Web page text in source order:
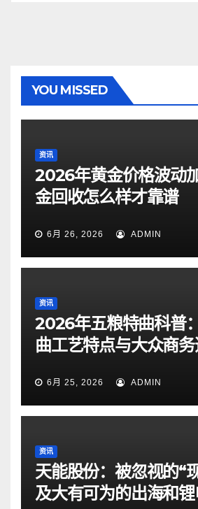
YOU MISSED
资讯
2026年黄金价格波动
金回收怎么样才靠谱
6月 26, 2026 ADMIN
资讯
2026年五粮特曲科普
曲工艺特点与大众商
6月 25, 2026 ADMIN
资讯
天能股份：被忽视的“
及大有可为的出海和